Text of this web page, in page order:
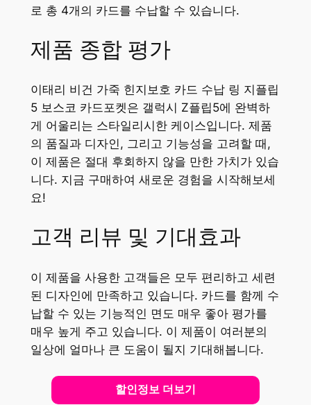
로 총 4개의 카드를 수납할 수 있습니다.
제품 종합 평가
이태리 비건 가죽 힌지보호 카드 수납 링 지플립
5 보스코 카드포켓은 갤럭시 Z플립5에 완벽하
게 어울리는 스타일리시한 케이스입니다. 제품
의 품질과 디자인, 그리고 기능성을 고려할 때,
이 제품은 절대 후회하지 않을 만한 가치가 있습
니다. 지금 구매하여 새로운 경험을 시작해보세
요!
고객 리뷰 및 기대효과
이 제품을 사용한 고객들은 모두 편리하고 세련
된 디자인에 만족하고 있습니다. 카드를 함께 수
납할 수 있는 기능적인 면도 매우 좋아 평가를
매우 높게 주고 있습니다. 이 제품이 여러분의
일상에 얼마나 큰 도움이 될지 기대해봅니다.
할인정보 더보기